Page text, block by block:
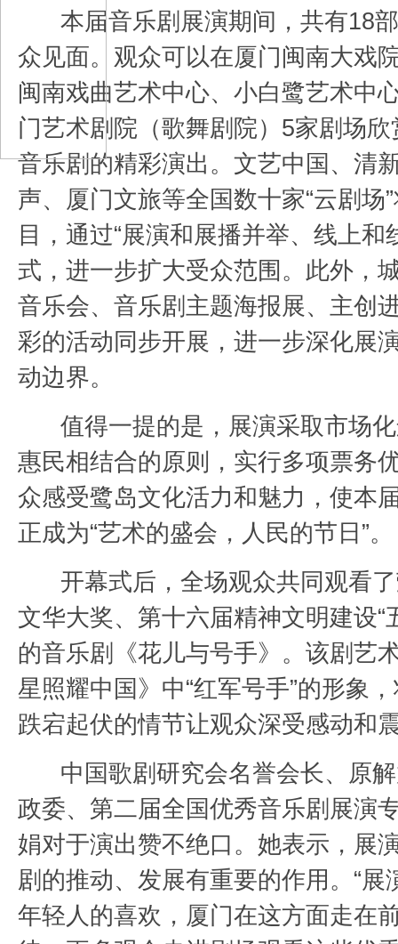
本届音乐剧展演期间，共有18
众见面。观众可以在厦门闽南大戏
闽南戏曲艺术中心、小白鹭艺术中
门艺术剧院（歌舞剧院）5家剧场
音乐剧的精彩演出。文艺中国、清
声、厦门文旅等全国数十家“云剧场
目，通过“展演和展播并举、线上和
式，进一步扩大受众范围。此外，
音乐会、音乐剧主题海报展、主创
彩的活动同步开展，进一步深化展
动边界。
值得一提的是，展演采取市场
惠民相结合的原则，实行多项票务
众感受鹭岛文化活力和魅力，使本
正成为“艺术的盛会，人民的节日”。
开幕式后，全场观众共同观看
文华大奖、第十六届精神文明建设“
的音乐剧《花儿与号手》。该剧艺
星照耀中国》中“红军号手”的形象
跌宕起伏的情节让观众深受感动和
中国歌剧研究会名誉会长、原
政委、第二届全国优秀音乐剧展演
娟对于演出赞不绝口。她表示，展
剧的推动、发展有重要的作用。“展
年轻人的喜欢，厦门在这方面走在